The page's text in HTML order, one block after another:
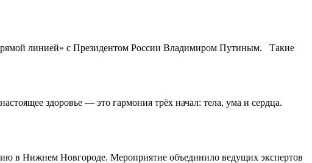
линией» с Президентом России Владимиром Путиным. Такие
здоровье — это гармония трёх начал: тела, ума и сердца.
в Нижнем Новгороде. Мероприятие объединило ведущих экспертов